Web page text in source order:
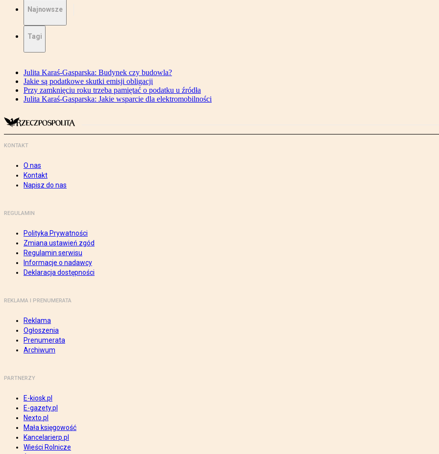
Najnowsze
Tagi
Julita Karaś-Gasparska: Budynek czy budowla?
Jakie są podatkowe skutki emisji obligacji
Przy zamknięciu roku trzeba pamiętać o podatku u źródła
Julita Karaś-Gasparska: Jakie wsparcie dla elektromobilności
KONTAKT
O nas
Kontakt
Napisz do nas
REGULAMIN
Polityka Prywatności
Zmiana ustawień zgód
Regulamin serwisu
Informacje o nadawcy
Deklaracja dostępności
REKLAMA I PRENUMERATA
Reklama
Ogłoszenia
Prenumerata
Archiwum
PARTNERZY
E-kiosk.pl
E-gazety.pl
Nexto.pl
Mała księgowość
Kancelarierp.pl
Wieści Rolnicze